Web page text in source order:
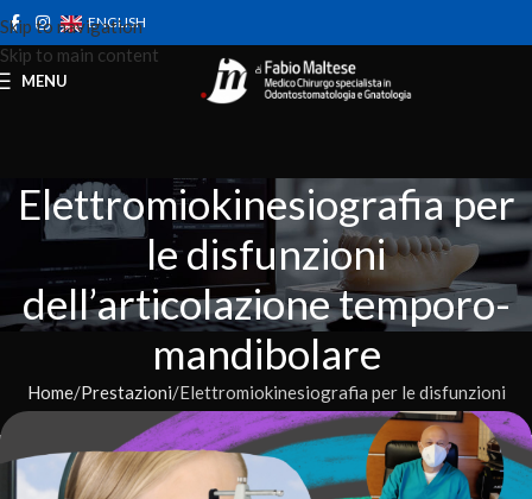
Skip to navigation
Skip to main content
ENGLISH
MENU
Elettromiokinesiografia per
le disfunzioni
dell’articolazione temporo-
mandibolare
Home Prestazioni Elettromiokinesiografia per le disfunzioni
dell’articolazione temporo-mandibolare